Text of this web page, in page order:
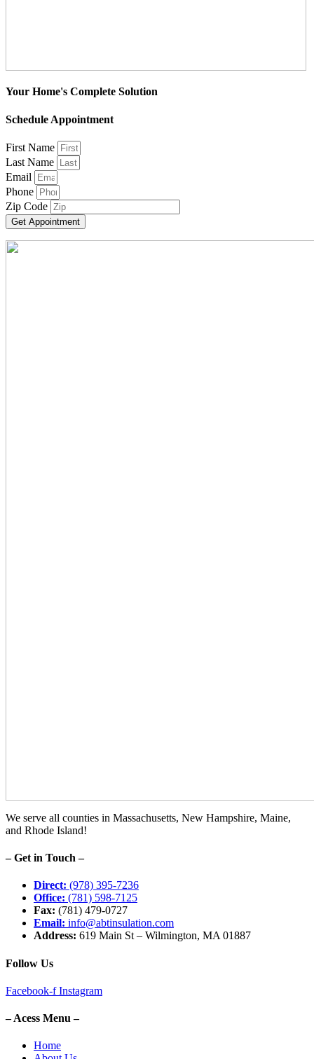
Your Home's Complete Solution
Schedule Appointment
First Name
Last Name
Email
Phone
Zip Code
Get Appointment
We serve all counties in Massachusetts, New Hampshire, Maine,
and Rhode Island!
– Get in Touch –
Direct: (978) 395-7236
Office: (781) 598-7125
Fax: (781) 479-0727
Email: info@abtinsulation.com
Address: 619 Main St – Wilmington, MA 01887
Follow Us
Facebook-f Instagram
– Acess Menu –
Home